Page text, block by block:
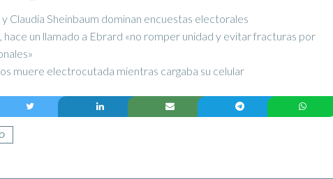
y Claudia Sheinbaum dominan encuestas electorales
hace un llamado a Ebrard «no romper unidad y evitar fracturas por
muere electrocutada mientras cargaba su celular